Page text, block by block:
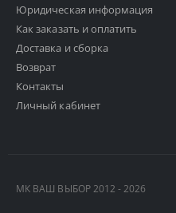
Юридическая информация
Как заказать и оплатить
Доставка и сборка
Возврат
Контакты
Личный кабинет
МК ВАШ ВЫБОР 2012 - 2026